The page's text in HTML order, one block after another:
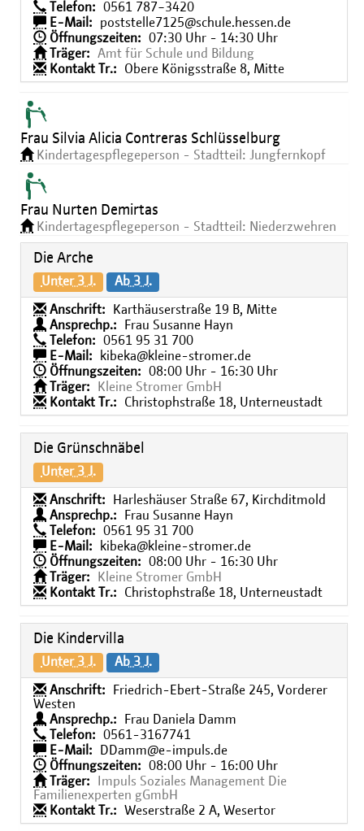
Telefon:
0561 787−3420
E-Mail:
poststelle7125@schule.hessen.de
Öffnungszeiten:
07:30 Uhr - 14:30 Uhr
Träger:
Amt für Schule und Bildung
Kontakt Tr.:
Obere Königsstraße 8, Mitte
Frau Silvia Alicia Contreras Schlüsselburg
Kindertagespflegeperson - Stadtteil: Jungfernkopf
Frau Nurten Demirtas
Kindertagespflegeperson - Stadtteil: Niederzwehren
Die Arche
Unter 3 J. Ab 3 J.
Anschrift:
Karthäuserstraße 19 B, Mitte
Ansprechp.:
Frau Susanne Hayn
Telefon:
0561 95 31 700
E-Mail:
kibeka@kleine-stromer.de
Öffnungszeiten:
08:00 Uhr - 16:30 Uhr
Träger:
Kleine Stromer GmbH
Kontakt Tr.:
Christophstraße 18, Unterneustadt
Die Grünschnäbel
Unter 3 J.
Anschrift:
Harleshäuser Straße 67, Kirchditmold
Ansprechp.:
Frau Susanne Hayn
Telefon:
0561 95 31 700
E-Mail:
kibeka@kleine-stromer.de
Öffnungszeiten:
08:00 Uhr - 16:30 Uhr
Träger:
Kleine Stromer GmbH
Kontakt Tr.:
Christophstraße 18, Unterneustadt
Die Kindervilla
Unter 3 J. Ab 3 J.
Anschrift:
Friedrich-Ebert-Straße 245, Vorderer
Westen
Ansprechp.:
Frau Daniela Damm
Telefon:
0561-3167741
E-Mail:
DDamm@e-impuls.de
Öffnungszeiten:
08:00 Uhr - 16:00 Uhr
Träger:
Impuls Soziales Management Die
Familienexperten gGmbH
Kontakt Tr.:
Weserstraße 2 A, Wesertor